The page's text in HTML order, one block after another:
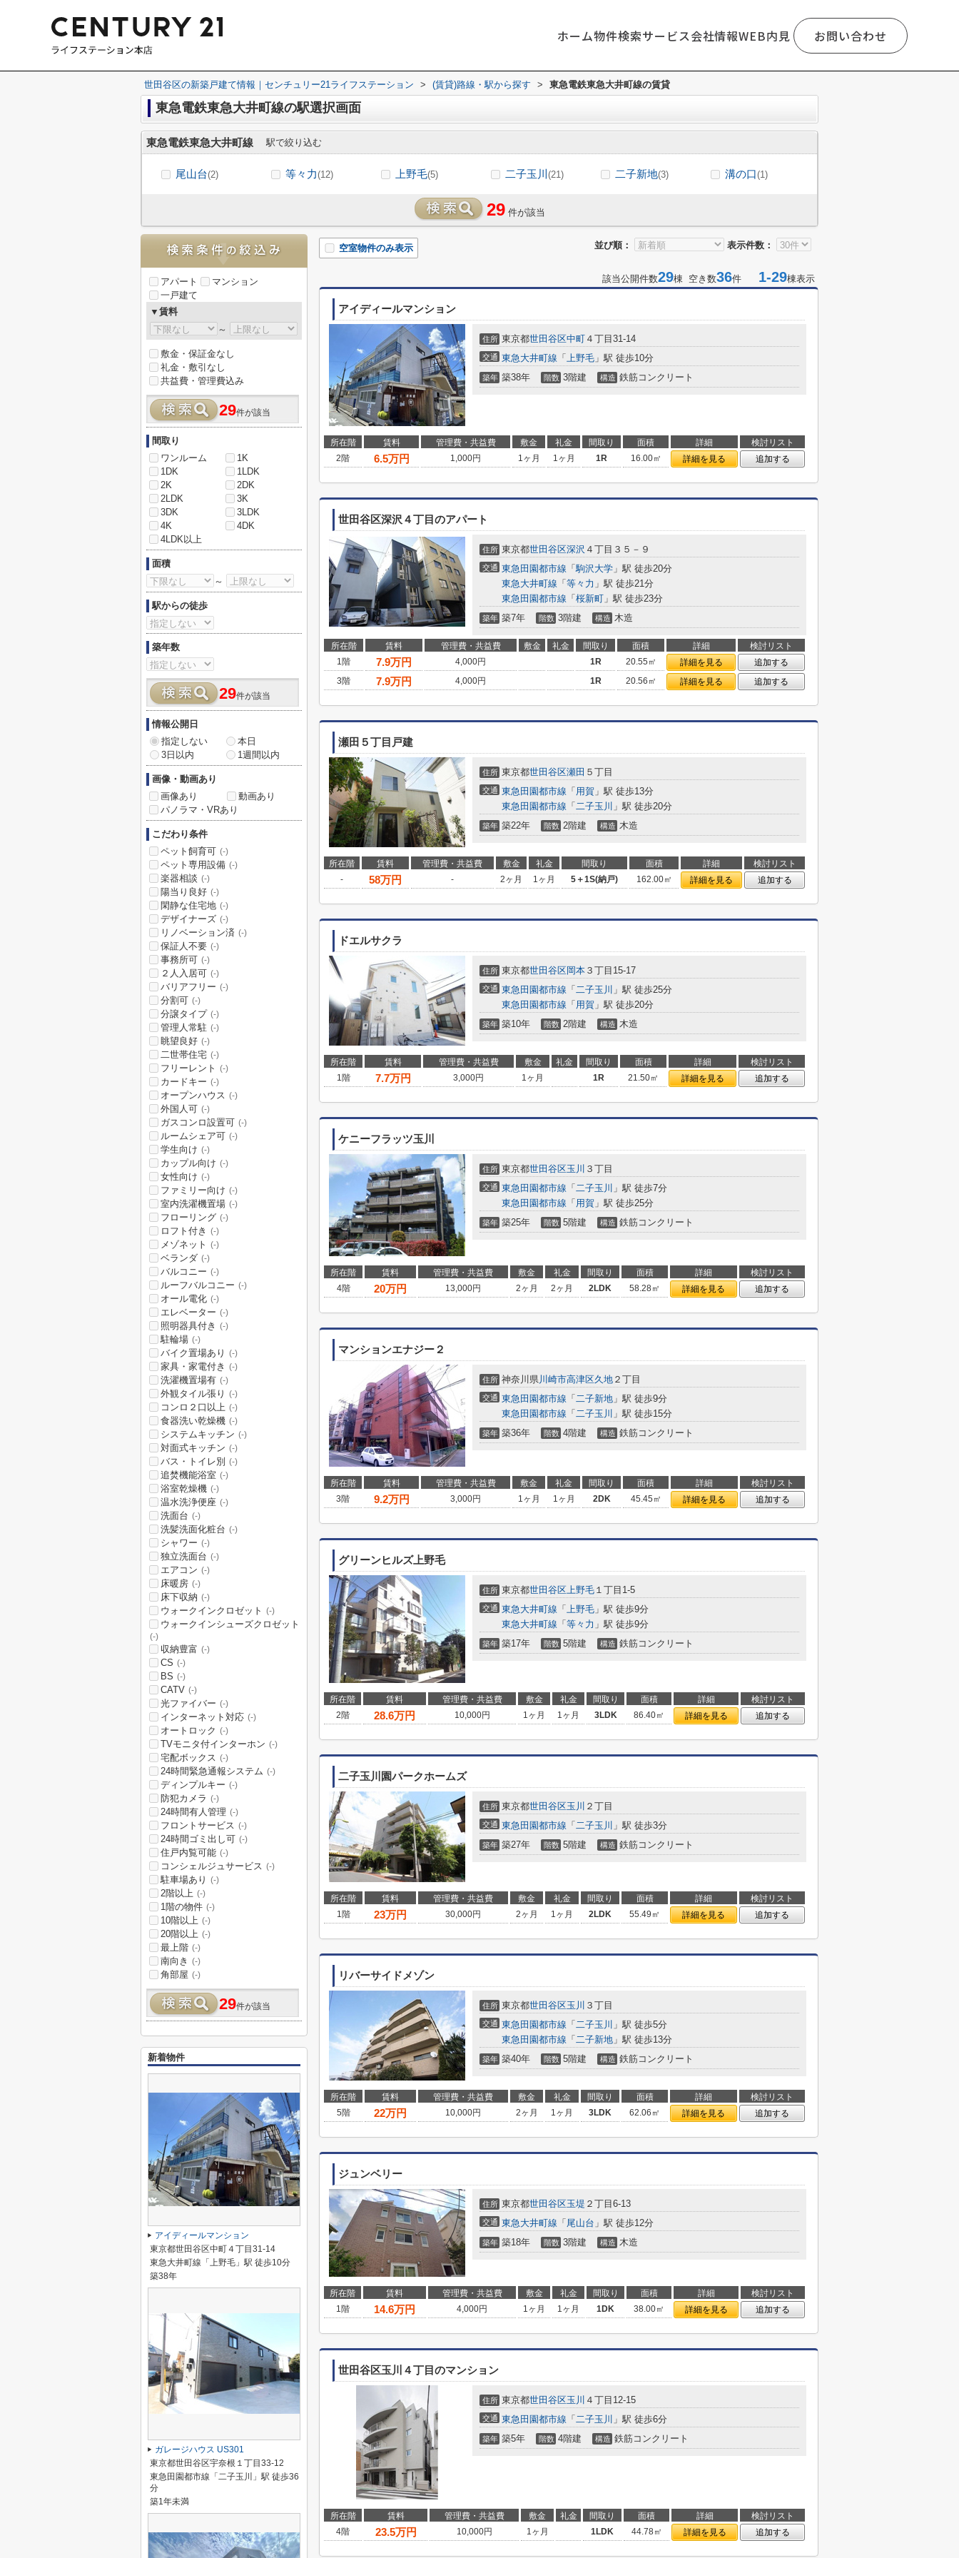
ホーム物件検索サービス会社情報WEB内見 お問い合わせ
世田谷区の新築戸建て情報｜センチュリー21ライフステーション > (賃貸)路線・駅から探す > 東急電鉄東急大井町線の賃貸
東急電鉄東急大井町線の駅選択画面
東急電鉄東急大井町線 駅で絞り込む
尾山台(2) 等々力(12) 上野毛(5) 二子玉川 (21) 二子新地(3) 溝の口(1)
29 件が該当
並び順： 表示件数：
空室物件のみ表示
該当公開件数29棟 空き数36件 1-29棟表示
アイディールマンション
住所 東京都世田谷区中町 ４丁目31-14
交通 東急大井町線 「 上野毛 」駅 徒歩10分
築年 築38年 階数 3階建 構造 鉄筋コンクリート
所在階 賃料 管理費・共益費 敷金 礼金 間取り 面積 詳細
検討リスト
2階
6.5万円 1,000円 1ヶ月 1ヶ月 1R 16.00㎡ 詳細を見る 追加する
世田谷区深沢４丁目のアパート
住所 東京都世田谷区深沢 ４丁目３５－９
交通 東急田園都市線 「駒沢大学 」駅 徒歩20分
東急大井町線 「 等々力 」駅 徒歩21分
東急田園都市線 「 桜新町 」駅 徒歩23分
築年 築7年 階数 3階建 構造 木造
所在階 賃料 管理費・共益費 敷金 礼金 間取り 面積 詳細
検討リスト
1階
7.9万円 4,000円 1R 20.55㎡ 詳細を見る
追加する
3階
7.9万円 4,000円 1R 20.56㎡ 詳細を見る 追加する
瀬田５丁目戸建
住所 東京都世田谷区瀬田 ５丁目
交通 東急田園都市線 「 用賀 」駅 徒歩13分
東急田園都市線 「 二子玉川 」駅 徒歩20分
築年 築22年 階数 2階建 構造 木造
所在階 賃料 管理費・共益費 敷金 礼金 間取り 面積 詳細
検討リスト
-
58万円 - 2ヶ月 1ヶ月 5＋1S(納戸) 162.00㎡ 詳細を見る 追加する
ドエルサクラ
住所 東京都世田谷区岡本 ３丁目15-17
交通 東急田園都市線 「 二子玉川 」駅 徒歩25分
東急田園都市線 「 用賀 」駅 徒歩20分
築年 築10年 階数 2階建 構造 木造
所在階 賃料 管理費・共益費 敷金 礼金 間取り 面積 詳細
検討リスト
1階
7.7万円 3,000円 1ヶ月 1R 21.50㎡ 詳細を見る 追加する
ケニーフラッツ玉川
住所 東京都世田谷区玉川 ３丁目
交通 東急田園都市線 「 二子玉川 」駅 徒歩7分
東急田園都市線 「 用賀 」駅 徒歩25分
築年 築25年 階数 5階建 構造 鉄筋コンクリート
所在階 賃料 管理費・共益費 敷金 礼金 間取り 面積 詳細
検討リスト
4階
20万円 13,000円 2ヶ月 2ヶ月 2LDK 58.28㎡ 詳細を見る 追加する
マンションエナジー２
住所 神奈川県川崎市高津区久地 ２丁目
交通 東急田園都市線 「 二子新地 」駅 徒歩9分
東急田園都市線 「 二子玉川 」駅 徒歩15分
築年 築36年 階数 4階建 構造 鉄筋コンクリート
所在階 賃料 管理費・共益費 敷金 礼金 間取り 面積 詳細
検討リスト
3階
9.2万円 3,000円 1ヶ月 1ヶ月 2DK 45.45㎡ 詳細を見る 追加する
グリーンヒルズ上野毛
住所 東京都世田谷区上野毛 １丁目1-5
交通 東急大井町線 「 上野毛 」駅 徒歩9分
東急大井町線 「 等々力 」駅 徒歩9分
築年 築17年 階数 5階建 構造 鉄筋コンクリート
所在階 賃料 管理費・共益費 敷金 礼金 間取り 面積 詳細
検討リスト
2階
28.6万円 10,000円 1ヶ月 1ヶ月 3LDK 86.40㎡ 詳細を見る 追加する
二子玉川園パークホームズ
住所 東京都世田谷区玉川 ２丁目
交通 東急田園都市線 「 二子玉川 」駅 徒歩3分
築年 築27年 階数 5階建 構造 鉄筋コンクリート
所在階 賃料 管理費・共益費 敷金 礼金 間取り 面積 詳細
検討リスト
1階
23万円 30,000円 2ヶ月 1ヶ月 2LDK 55.49㎡ 詳細を見る 追加する
リバーサイドメゾン
住所 東京都世田谷区玉川 ３丁目
交通 東急田園都市線 「 二子玉川 」駅 徒歩5分
東急田園都市線 「 二子新地 」駅 徒歩13分
築年 築40年 階数 5階建 構造 鉄筋コンクリート
所在階 賃料 管理費・共益費 敷金 礼金 間取り 面積 詳細
検討リスト
5階
22万円 10,000円 2ヶ月 1ヶ月 3LDK 62.06㎡ 詳細を見る 追加する
ジュンベリー
住所 東京都世田谷区玉堤 ２丁目6-13
交通 東急大井町線 「 尾山台 」駅 徒歩12分
築年 築18年 階数 3階建 構造 木造
所在階 賃料 管理費・共益費 敷金 礼金 間取り 面積 詳細
検討リスト
1階
14.6万円 4,000円 1ヶ月 1ヶ月 1DK 38.00㎡ 詳細を見る 追加する
世田谷区玉川４丁目のマンション
住所 東京都世田谷区玉川 ４丁目12-15
交通 東急田園都市線 「 二子玉川 」駅 徒歩6分
築年 築5年 階数 4階建 構造 鉄筋コンクリート
所在階 賃料 管理費・共益費 敷金 礼金 間取り 面積 詳細
検討リスト
4階
23.5万円 10,000円 1ヶ月 1LDK 44.78㎡ 詳細を見る 追加する
アパート
マンション
一戸建て
▼賃料
～
敷金・保証金なし
礼金・敷引なし
共益費・管理費込み
29件が該当
間取り
ワンルーム
1K
1DK
1LDK
2K
2DK
2LDK
3K
3DK
3LDK
4K
4DK
4LDK以上
面積
～
駅からの徒歩
築年数
29件が該当
情報公開日
指定しない
本日
3日以内
1週間以内
画像・動画あり
画像あり
動画あり
パノラマ・VRあり
こだわり条件
ペット飼育可 (-)
ペット専用設備 (-)
楽器相談 (-)
陽当り良好 (-)
閑静な住宅地 (-)
デザイナーズ (-)
リノベーション済 (-)
保証人不要 (-)
事務所可 (-)
２人入居可 (-)
バリアフリー (-)
分割可 (-)
分譲タイプ (-)
管理人常駐 (-)
眺望良好 (-)
二世帯住宅 (-)
フリーレント (-)
カードキー (-)
オープンハウス (-)
外国人可 (-)
ガスコンロ設置可 (-)
ルームシェア可 (-)
学生向け (-)
カップル向け (-)
女性向け (-)
ファミリー向け (-)
室内洗濯機置場 (-)
フローリング (-)
ロフト付き (-)
メゾネット (-)
ベランダ (-)
バルコニー (-)
ルーフバルコニー (-)
オール電化 (-)
エレベーター (-)
照明器具付き (-)
駐輪場 (-)
バイク置場あり (-)
家具・家電付き (-)
洗濯機置場有 (-)
外観タイル張り (-)
コンロ２口以上 (-)
食器洗い乾燥機 (-)
システムキッチン (-)
対面式キッチン (-)
バス・トイレ別 (-)
追焚機能浴室 (-)
浴室乾燥機 (-)
温水洗浄便座 (-)
洗面台 (-)
洗髪洗面化粧台 (-)
シャワー (-)
独立洗面台 (-)
エアコン (-)
床暖房 (-)
床下収納 (-)
ウォークインクロゼット (-)
ウォークインシューズクロゼット
(-)
収納豊富 (-)
CS (-)
BS (-)
CATV (-)
光ファイバー (-)
インターネット対応 (-)
オートロック (-)
TVモニタ付インターホン (-)
宅配ボックス (-)
24時間緊急通報システム (-)
ディンプルキー (-)
防犯カメラ (-)
24時間有人管理 (-)
フロントサービス (-)
24時間ゴミ出し可 (-)
住戸内覧可能 (-)
コンシェルジュサービス (-)
駐車場あり (-)
2階以上 (-)
1階の物件 (-)
10階以上 (-)
20階以上 (-)
最上階 (-)
南向き (-)
角部屋 (-)
29件が該当
新着物件
アイディールマンション
東京都世田谷区中町４丁目31-14
東急大井町線「上野毛」駅 徒歩10分
築38年
ガレージハウス US301
東京都世田谷区宇奈根１丁目33-12
東急田園都市線「二子玉川」駅 徒歩36
分
築1年未満